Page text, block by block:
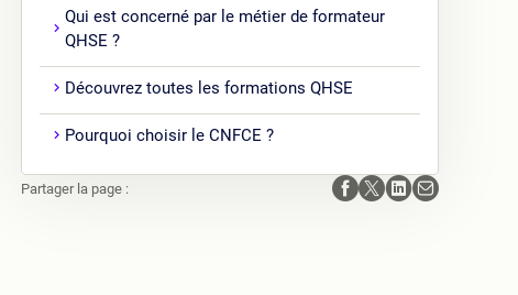
Qui est concerné par le métier de formateur
QHSE ?
Découvrez toutes les formations QHSE
Pourquoi choisir le CNFCE ?
Partager la page :